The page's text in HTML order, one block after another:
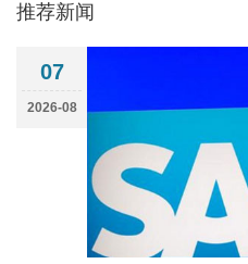
推荐新闻
07
2026-08